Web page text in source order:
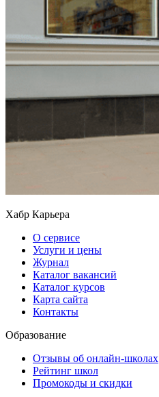
Хабр Карьера
О сервисе
Услуги и цены
Журнал
Каталог вакансий
Каталог курсов
Карта сайта
Контакты
Образование
Отзывы об онлайн-школах
Рейтинг школ
Промокоды и скидки